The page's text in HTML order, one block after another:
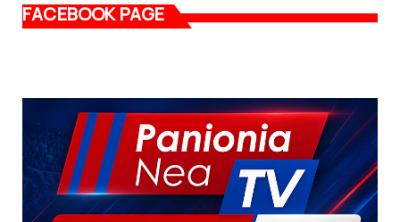
FACEBOOK PAGE